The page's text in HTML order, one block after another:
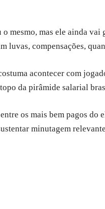
o mesmo, mas ele ainda
luvas, compensações,
acontecer com
da pirâmide salarial
os mais bem pagos
minutagem